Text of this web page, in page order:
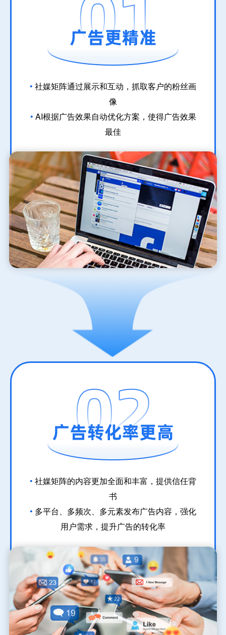
• 社媒矩阵通过展示和互动，抓取客户的粉丝画
像
• AI根据广告效果自动优化方案，使得广告效果
最佳
• 社媒矩阵的内容更加全面和丰富，提供信任背
书
• 多平台、多频次、多元素发布广告内容，强化
用户需求，提升广告的转化率